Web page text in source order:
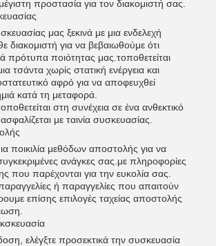
προστασία για τον διακομιστή σας.
μας ξεκινά με μια ενδελεχή
διακομιστή για να βεβαιωθούμε ότι
πρότυπα ποιότητας μας.τοποθετείται
τσάντα χωρίς στατική ενέργεια και
αφρό για να αποφευχθεί
κατά τη μεταφορά.
στη συνέχεια σε ένα ανθεκτικό
με ταινία συσκευασίας.
ποικιλία μεθόδων αποστολής για να
ανάγκες σας.με πληροφορίες
που παρέχονται για την ευκολία σας.
ή παραγγελίες που απαιτούν
επίσης επιλογές ταχείας αποστολής
ελέγξτε προσεκτικά την συσκευασία